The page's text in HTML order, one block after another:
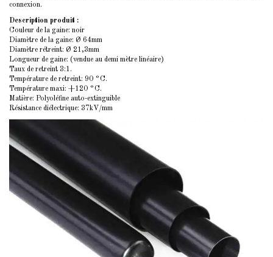
connexion.
Description produit :
Couleur de la gaine: noir
Diamètre de la gaine: Ø 64mm
Diamètre rétreint: Ø 21,3mm
Longueur de gaine: (vendue au demi mètre linéaire)
Taux de retreint 3:1.
Température de retreint: 90 °C.
Température maxi: +120 °C.
Matière: Polyoléfine auto-extinguible
Résistance diélectrique: 37kV/mm